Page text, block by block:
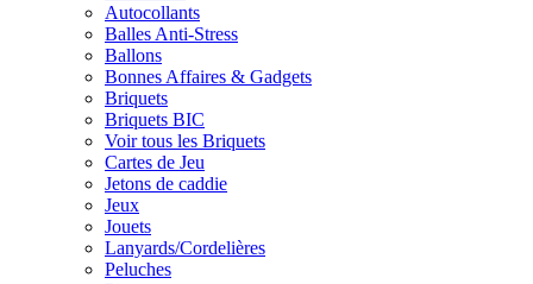
Autocollants
Balles Anti-Stress
Ballons
Bonnes Affaires & Gadgets
Briquets
Briquets BIC
Voir tous les Briquets
Cartes de Jeu
Jetons de caddie
Jeux
Jouets
Lanyards/Cordelières
Peluches